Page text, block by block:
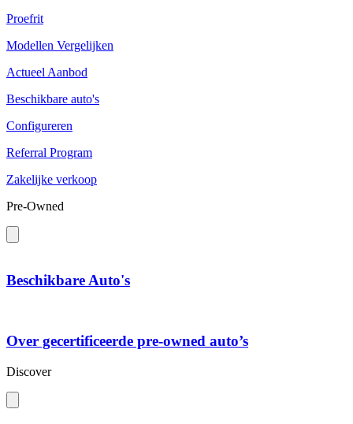
Proefrit
Modellen Vergelijken
Actueel Aanbod
Beschikbare auto's
Configureren
Referral Program
Zakelijke verkoop
Pre-Owned
Beschikbare Auto's
Over gecertificeerde pre-owned auto’s
Discover